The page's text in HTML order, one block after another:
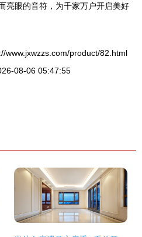
亮眼的音符，为千家万户开启美好
www.jxwzzs.com/product/82.html
08-06 05:47:55